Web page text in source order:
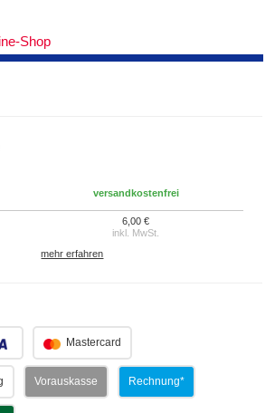
Shop
versandkostenfrei
6,00 €
inkl. MwSt.
mehr erfahren
Mastercard
Vorauskasse Rechnung*